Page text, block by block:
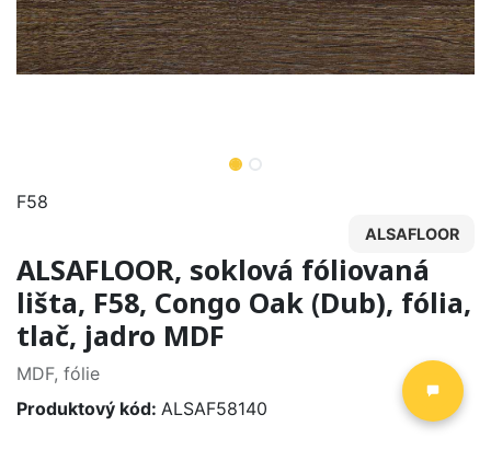
F58
ALSAFLOOR
ALSAFLOOR, soklová fóliovaná
lišta, F58, Congo Oak (Dub), fólia,
tlač, jadro MDF
MDF, fólie
Produktový kód: ALSAF58140